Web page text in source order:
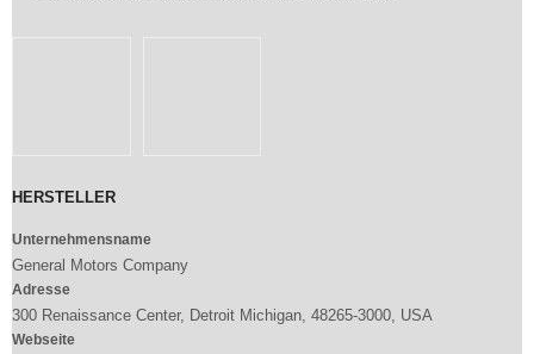
HERSTELLER
Unternehmensname
General Motors Company
Adresse
300 Renaissance Center, Detroit Michigan, 48265-3000, USA
Webseite